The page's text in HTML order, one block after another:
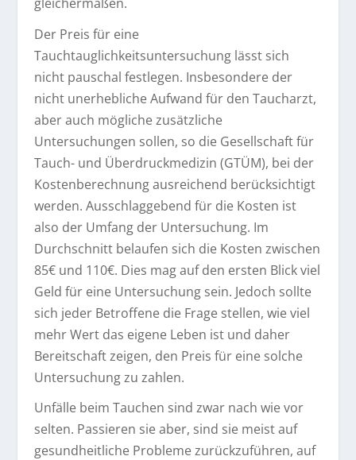
gleichermaßen.
Der Preis für eine
Tauchtauglichkeitsuntersuchung lässt sich
nicht pauschal festlegen. Insbesondere der
nicht unerhebliche Aufwand für den Taucharzt,
aber auch mögliche zusätzliche
Untersuchungen sollen, so die Gesellschaft für
Tauch- und Überdruckmedizin (GTÜM), bei der
Kostenberechnung ausreichend berücksichtigt
werden. Ausschlaggebend für die Kosten ist
also der Umfang der Untersuchung. Im
Durchschnitt belaufen sich die Kosten zwischen
85€ und 110€. Dies mag auf den ersten Blick viel
Geld für eine Untersuchung sein. Jedoch sollte
sich jeder Betroffene die Frage stellen, wie viel
mehr Wert das eigene Leben ist und daher
Bereitschaft zeigen, den Preis für eine solche
Untersuchung zu zahlen.
Unfälle beim Tauchen sind zwar nach wie vor
selten. Passieren sie aber, sind sie meist auf
gesundheitliche Probleme zurückzuführen, auf